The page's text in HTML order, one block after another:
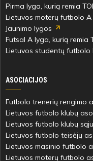
Pirma lyga, kurią remia
Lietuvos moterų futbolo A
Jaunimo lygos
Futsal A lyga, kurią remia
Lietuvos studentų futbolo
ASOCIACIJOS
Futbolo trenerių rengimo
Lietuvos futbolo klubų
Lietuvos futbolo klubų
Lietuvos futbolo teisėjų
Lietuvos masinio futbolo
Lietuvos moterų futbolo